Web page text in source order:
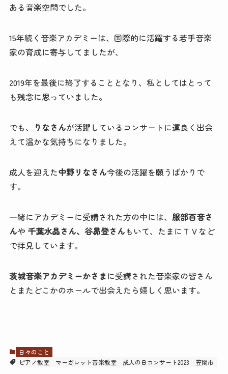
ある音楽空間でした。
15年続く音楽アカデミーは、国際的に活躍する若手音楽
家の育成に寄与してましたが、
2019年を最後に終了することとなり、私としてはとって
も残念に思っていました。
でも、 りなさんが活躍しているコンサートに運良く出会
えて温かな気持ちになりました。
成人を迎えた中野リなさん今後の活躍を願うばかりで
す。
一緒にアカデミーに受講された方の中には、 服部百音さ
んや 千葉水晶さん、谷昴登さんもいて、たまにＴＶなど
で拝見しています。
茨城音楽アカデミーかさまに受講された音楽家の皆さん
とまたどこかのホールで出会えたら嬉しく思います。
日々のこと
ピアノ教室
マーガレット音楽教室 成人の日コンサート2023 笠間市